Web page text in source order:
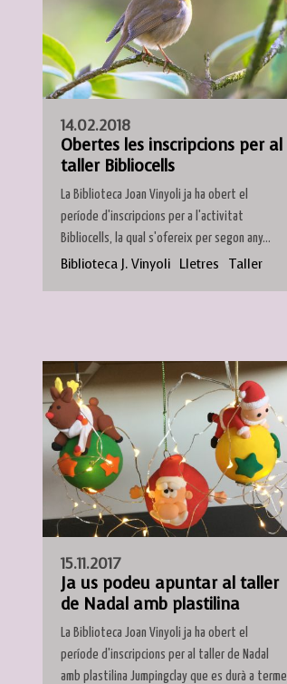
14.02.2018
Obertes les inscripcions per al
taller Bibliocells
La Biblioteca Joan Vinyoli ja ha obert el
període d'inscripcions per a l'activitat
Bibliocells, la qual s'ofereix per segon any...
Biblioteca J. Vinyoli Lletres Taller
15.11.2017
Ja us podeu apuntar al taller
de Nadal amb plastilina
La Biblioteca Joan Vinyoli ja ha obert el
període d'inscripcions per al taller de Nadal
amb plastilina Jumpingclay que es durà a terme